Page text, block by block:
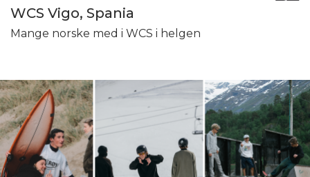
WCS Vigo, Spania
Mange norske med i WCS i helgen